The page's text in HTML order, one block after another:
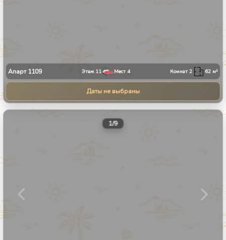
Апарт 1109 Этаж 11 Мест 4 Комнат2 62 м²
Даты не выбраны
1/9